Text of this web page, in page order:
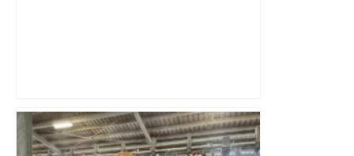
Prévisions météo du dimanche 4
janvier 2026 à Toulouse – 20 Minutes